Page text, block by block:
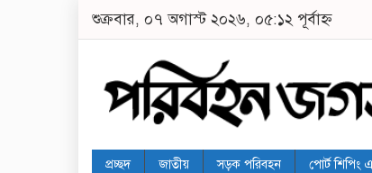
শুক্রবার, ০৭ অগাস্ট ২০২৬, ০৫:১২ পূর্বাহ্ন
প্রচ্ছদ জাতীয় সড়ক পরিবহন পোর্ট শিপিং